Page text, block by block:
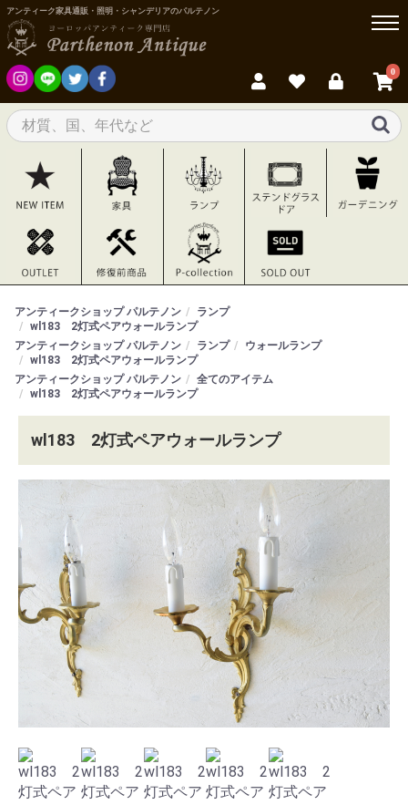
アンティーク家具通販・照明・シャンデリアのパルテノン
0
アンティークショップ パルテノン
ランプ
wl183 2灯式ペアウォールランプ
アンティークショップ パルテノン
ランプ
ウォールランプ
wl183 2灯式ペアウォールランプ
アンティークショップ パルテノン
全てのアイテム
wl183 2灯式ペアウォールランプ
wl183 2灯式ペアウォールランプ